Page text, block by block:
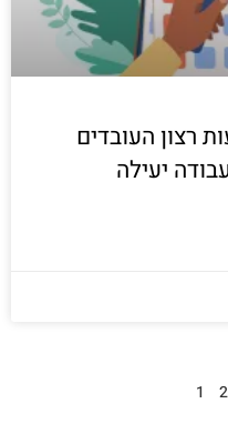
רצון העובדים
יעילה
1 2